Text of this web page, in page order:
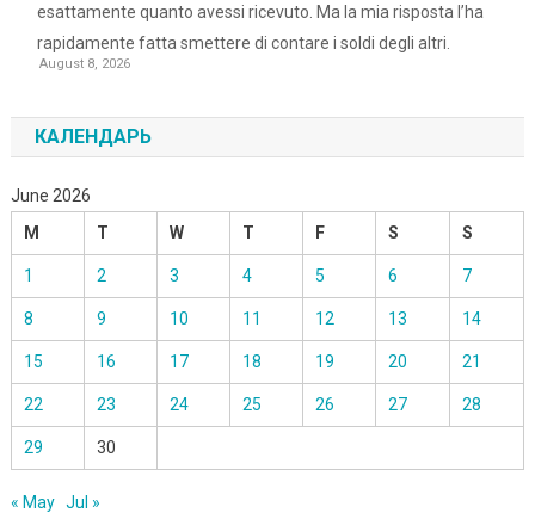
esattamente quanto avessi ricevuto. Ma la mia risposta l’ha
rapidamente fatta smettere di contare i soldi degli altri.
August 8, 2026
КАЛЕНДАРЬ
June 2026
M
T W T F S S
1 2 3 4 5 6 7
8 9 10 11 12 13 14
15 16 17 18 19 20 21
22 23 24 25 26 27 28
29 30
« May Jul »